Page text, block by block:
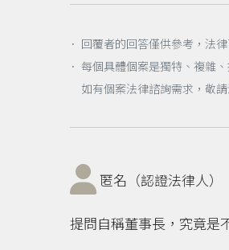
． 回覆者的回答僅供參考，法
． 每個具體個案是獨特、複雜
如有個案法律諮詢需求，敬
匿名（認證法律人）
提問自稱董事長，究竟是